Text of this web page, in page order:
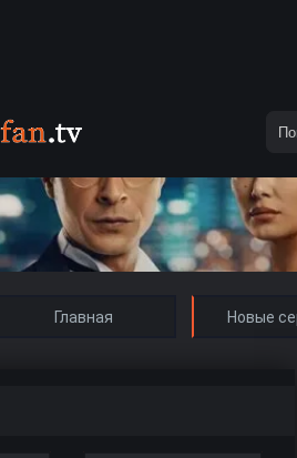
Главная Новые